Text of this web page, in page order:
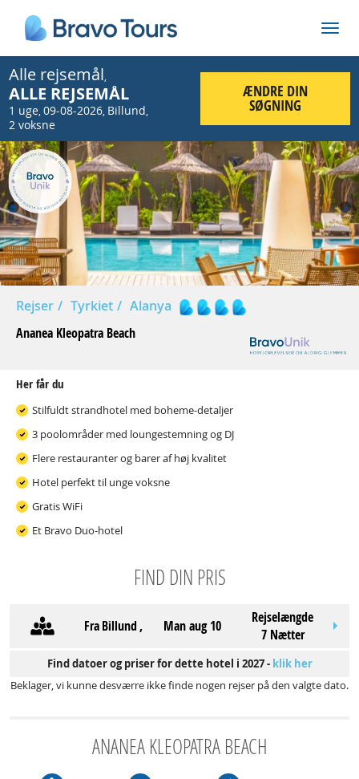
Alle rejsemål,
ALLE REJSEMÅL
1 uge,09-08-2026, Billund,
2 voksne
ÆNDRE DIN
SØGNING
Prev
Rejser Tyrkiet
Alanya
Ananea Kleopatra Beach
Her får du
Stilfuldt strandhotel med boheme-detaljer
3 poolområder med loungestemning og DJ
Flere restauranter og barer af høj kvalitet
Hotel perfekt til unge voksne
Gratis WiFi
Et Bravo Duo-hotel
FIND DIN PRIS
FraBillund, man aug 10
Rejselængde
7 Nætter
Find datoer og priser for dette hotel i 2027 - klik her
Beklager, vi kunne desværre ikke finde nogen rejser på den valgte dato.
ANANEA KLEOPATRA BEACH